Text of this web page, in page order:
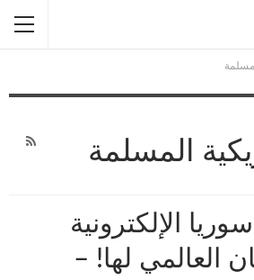
المسلمة
الإلكترونية
العالمي لها! –